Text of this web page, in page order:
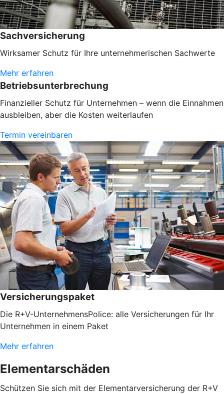
Sachversicherung
Wirksamer Schutz für Ihre unternehmerischen Sachwerte
Mehr erfahren
Betriebsunterbrechung
Finanzieller Schutz für Unternehmen – wenn die Einnahmen
ausbleiben, aber die Kosten weiterlaufen
Termin vereinbaren
Versicherungspaket
Die R+V-UnternehmensPolice: alle Versicherungen für Ihr
Unternehmen in einem Paket
Mehr erfahren
Elementarschäden
Schützen Sie sich mit der Elementarversicherung der R+V